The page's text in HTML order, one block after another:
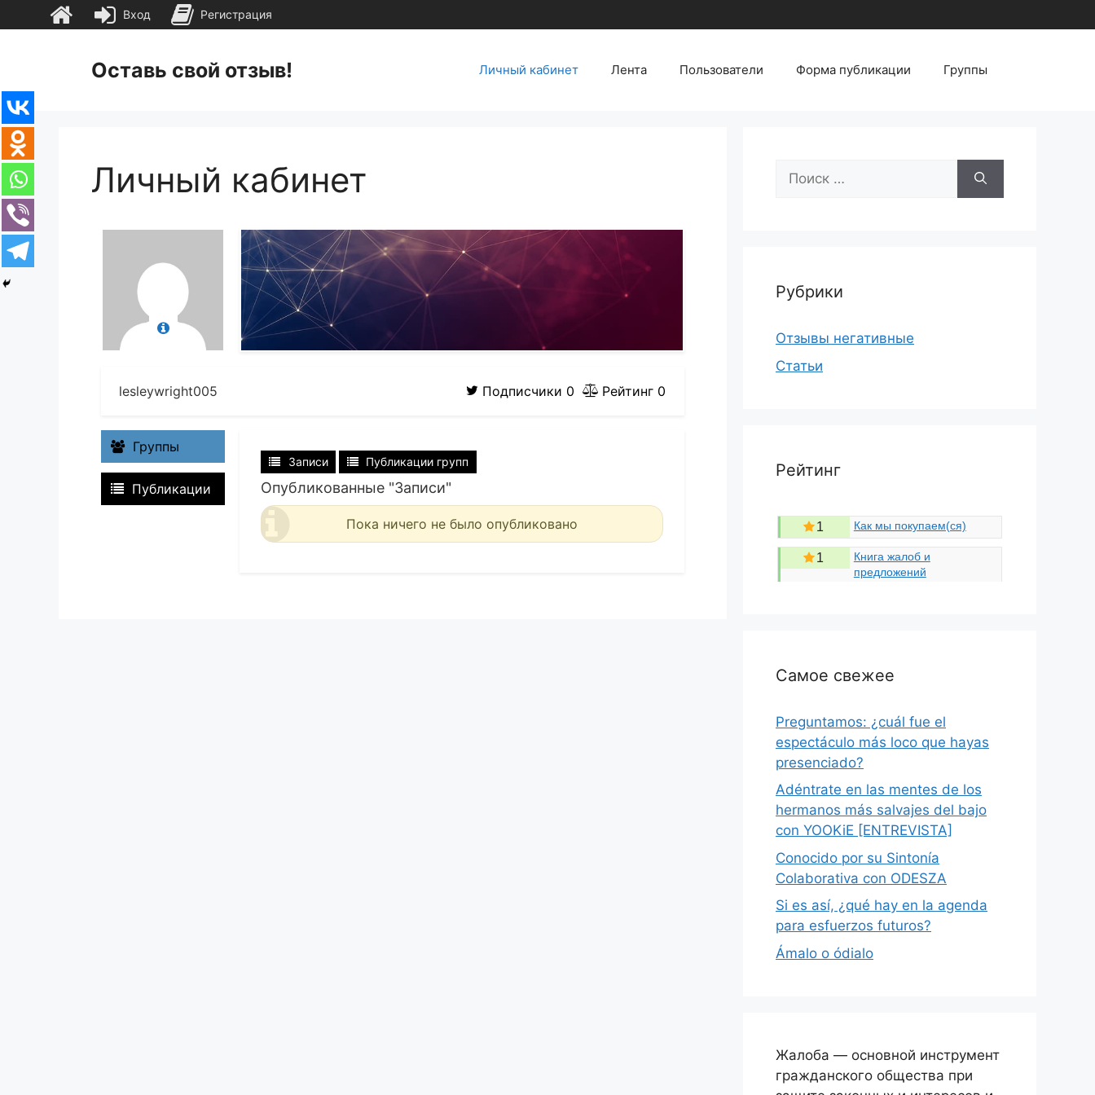
содержимомуОставь свой отзыв! Личный кабинет Лента Пользователи Форма публикации Группы
Личный кабинет
lesleywright005 Подписчики 0 Рейтинг 0
Группы
Публикации
Записи Публикации групп
Опубликованные "Записи"
Пока ничего не было опубликовано
Поиск:
Рубрики
Отзывы негативные
Статьи
Рейтинг
1 Как мы покупаем(ся)
1
Книга жалоб и
предложений
Самое свежее
Preguntamos: ¿cuál fue el
espectáculo más loco que hayas
presenciado?
Adéntrate en las mentes de los
hermanos más salvajes del bajo
con YOOKiE [ENTREVISTA]
Conocido por su Sintonía
Colaborativa con ODESZA
Si es así, ¿qué hay en la agenda
para esfuerzos futuros?
Ámalo o ódialo
Жалоба — основной инструмент
гражданского общества при
Вход Регистрация